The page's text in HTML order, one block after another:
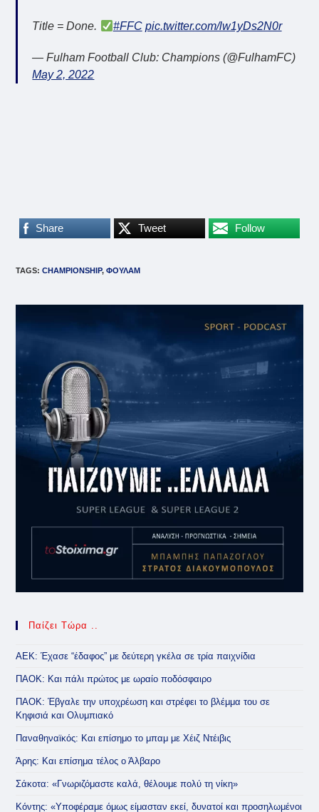
Title = Done. #FFC pic.twitter.com/lw1yDs2N0r
— Fulham Football Club: Champions (@FulhamFC)
May 2, 2022
Share Tweet Follow
TAGS:CHAMPIONSHIP, ΦΟΥΛΑΜ
Παίζει Τώρα ..
ΑΕΚ: Έχασε “έδαφος” με δεύτερη γκέλα σε τρία παιχνίδια
ΠΑΟΚ: Και πάλι πρώτος με ωραίο ποδόσφαιρο
ΠΑΟΚ: Έβγαλε την υποχρέωση και στρέφει το βλέμμα του σε
Κηφισιά και Ολυμπιακό
Παναθηναϊκός: Και επίσημο το μπαμ με Χέιζ Ντέιβις
Άρης: Και επίσημα τέλος ο Άλβαρο
Σάκοτα: «Γνωριζόμαστε καλά, θέλουμε πολύ τη νίκη»
Κόντης: «Υποφέραμε όμως είμασταν εκεί, δυνατοί και προσηλωμένοι